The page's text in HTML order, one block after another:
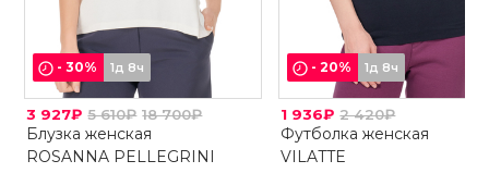
-30% 1д 8ч
3 927₽ 5 610₽ 18 700₽
Блузка женская
ROSANNA PELLEGRINI
-20% 1д 8ч
1 936₽ 2 420₽
Футболка женская
VILATTE